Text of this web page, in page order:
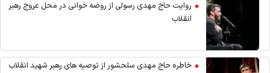
روایت حاج مهدی رسولی از روضه خوانی در محل عروج رهبر
انقلاب
خاطره حاج مهدی سلحشور از توصیه های رهبر شهید انقلاب